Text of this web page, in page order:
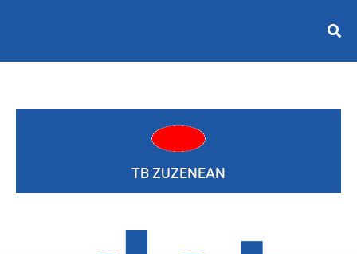
TB ZUZENEAN